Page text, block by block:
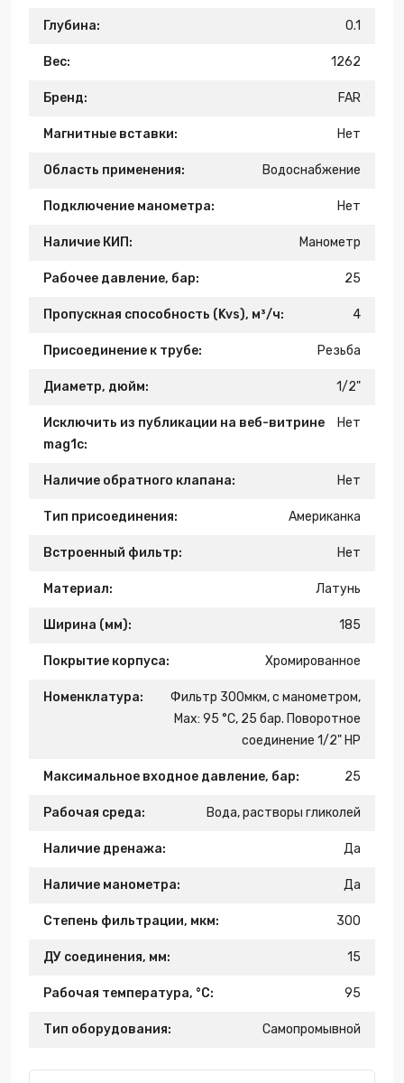
Глубина: 0.1
Вес: 1262
Бренд: FAR
Магнитные вставки: Нет
Область применения: Водоснабжение
Подключение манометра: Нет
Наличие КИП: Манометр
Рабочее давление, бар: 25
Пропускная способность (Kvs), м³/ч: 4
Присоединение к трубе: Резьба
Диаметр, дюйм: 1/2"
Исключить из публикации на веб-витрине
mag1c:
Нет
Наличие обратного клапана: Нет
Тип присоединения: Американка
Встроенный фильтр: Нет
Материал: Латунь
Ширина (мм): 185
Покрытие корпуса: Хромированное
Номенклатура:
Фильтр 300мкм, с манометром,
Max: 95 °C, 25 бар. Поворотное
соединение 1/2" НР
Максимальное входное давление, бар: 25
Рабочая среда: Вода, растворы гликолей
Наличие дренажа: Да
Наличие манометра: Да
Степень фильтрации, мкм: 300
ДУ соединения, мм: 15
Рабочая температура, °С: 95
Тип оборудования: Самопромывной